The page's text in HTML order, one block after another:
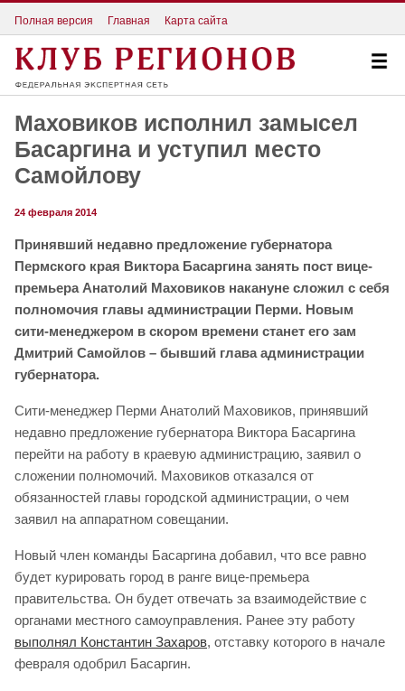
Полная версия Главная Карта сайта
Маховиков исполнил замысел
Басаргина и уступил место
Самойлову
24 февраля 2014
Принявший недавно предложение губернатора
Пермского края Виктора Басаргина занять пост вице-
премьера Анатолий Маховиков накануне сложил с себя
полномочия главы администрации Перми. Новым
сити-менеджером в скором времени станет его зам
Дмитрий Самойлов – бывший глава администрации
губернатора.
Сити-менеджер Перми Анатолий Маховиков, принявший
недавно предложение губернатора Виктора Басаргина
перейти на работу в краевую администрацию, заявил о
сложении полномочий. Маховиков отказался от
обязанностей главы городской администрации, о чем
заявил на аппаратном совещании.
Новый член команды Басаргина добавил, что все равно
будет курировать город в ранге вице-премьера
правительства. Он будет отвечать за взаимодействие с
органами местного самоуправления. Ранее эту работу
выполнял Константин Захаров, отставку которого в начале
февраля одобрил Басаргин.